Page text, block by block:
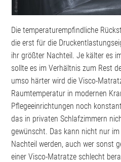
Die temperaturempfindliche
die erst für die
ihr größter Nachteil. Je kälter es
sollte es im Verhältnis zum Rest
umso härter wird die Visco-
Raumtemperatur in modernen
Pflegeeinrichtungen noch
das in privaten Schlafzimmern
gewünscht. Das kann nicht nur
Nachteil werden, auch wer sonst
einer Visco-Matratze schlecht